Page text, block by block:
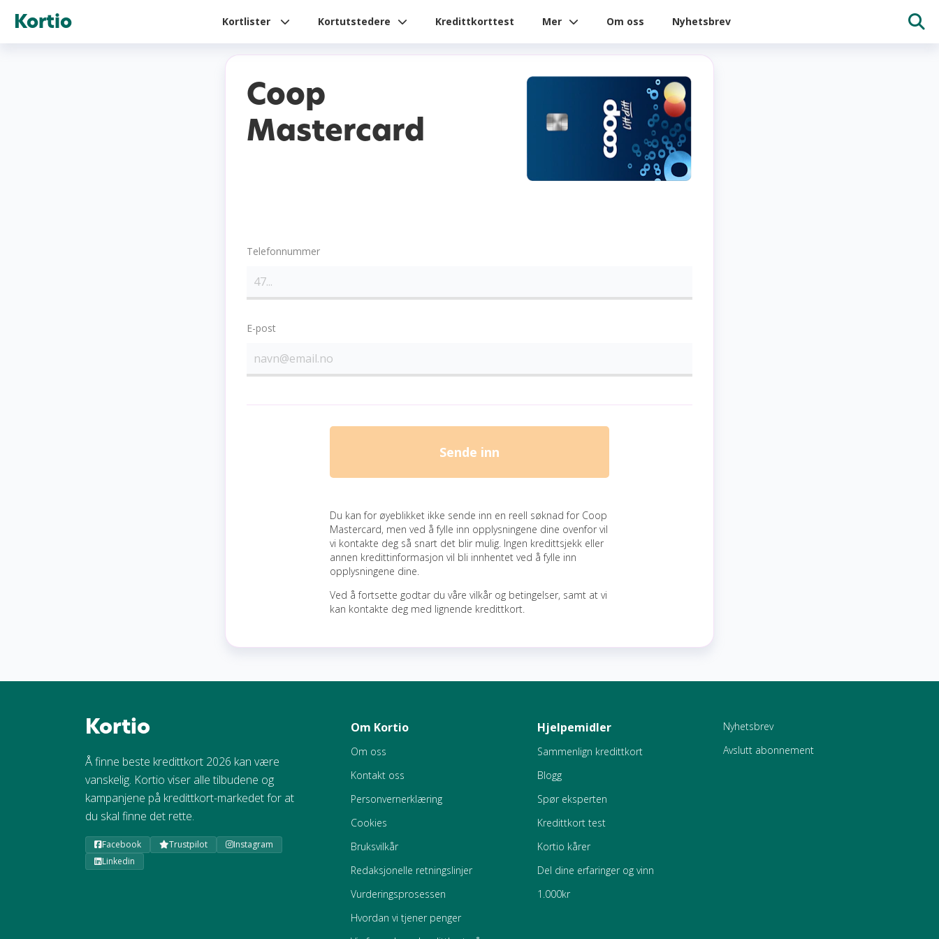
Kortio Kortlister Kortutstedere Kredittkorttest Mer Om oss Nyhetsbrev
Coop
Mastercard
Telefonnummer
E-post
Sende inn
Du kan for øyeblikket ikke sende inn en reell søknad for Coop
Mastercard, men ved å fylle inn opplysningene dine ovenfor vil
vi kontakte deg så snart det blir mulig. Ingen kredittsjekk eller
annen kredittinformasjon vil bli innhentet ved å fylle inn
opplysningene dine.
Ved å fortsette godtar du våre vilkår og betingelser, samt at vi
kan kontakte deg med lignende kredittkort.
Kortio
Å finne beste kredittkort 2026 kan være
vanskelig. Kortio viser alle tilbudene og
kampanjene på kredittkort-markedet for at
du skal finne det rette.
Facebook Trustpilot
Instagram
Linkedin
Om Kortio
Om oss
Kontakt oss
Personvernerklæring
Cookies
Bruksvilkår
Redaksjonelle retningslinjer
Vurderingsprosessen
Hvordan vi tjener penger
Hjelpemidler
Sammenlign kredittkort
Blogg
Spør eksperten
Kredittkort test
Kortio kårer
Del dine erfaringer og vinn
1.000kr
Nyhetsbrev
Avslutt abonnement